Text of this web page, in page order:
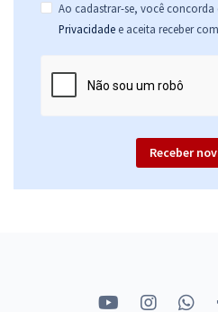
Ao cadastrar-se, você concorda
Privacidade e aceita receber
Receber